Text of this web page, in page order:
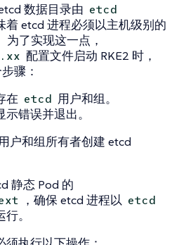
数据目录由 etcd
着 etcd 进程必须以主机级别的
为了实现这一点，
配置文件启动 RKE2 时，
骤：
在 etcd 用户和组。
错误并退出。
户和组所有者创建 etcd
静态 Pod 的
，确保 etcd 进程以 etcd
。